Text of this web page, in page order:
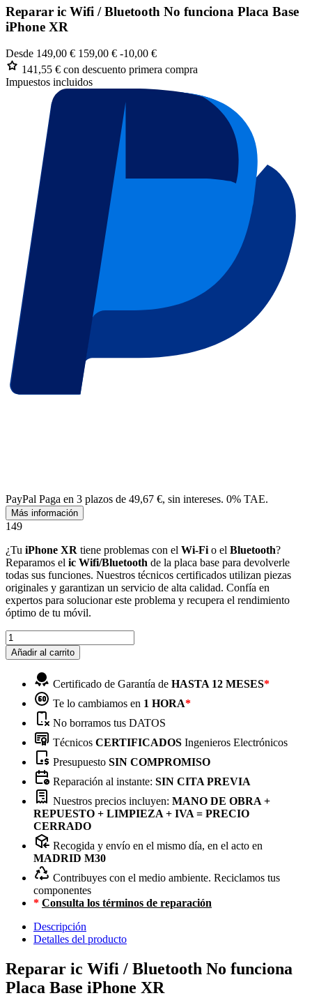
Reparar ic Wifi / Bluetooth No funciona Placa Base
iPhone XR
Desde 149,00 € 159,00 € -10,00 €
141,55 € con descuento primera compra
Impuestos incluidos
PayPal Paga en 3 plazos de 49,67 €, sin intereses. 0% TAE.
Más información
149
¿Tu iPhone XR tiene problemas con el Wi-Fio el Bluetooth?
Reparamos el ic Wifi/Bluetooth de la placa base para devolverle
todas sus funciones. Nuestros técnicos certificados utilizan piezas
originales y garantizan un servicio de alta calidad. Confía en
expertos para solucionar este problema y recupera el rendimiento
óptimo de tu móvil.
Añadir al carrito
Certificado de Garantía de HASTA 12 MESES*
Te lo cambiamos en 1 HORA*
No borramos tus DATOS
Técnicos CERTIFICADOS Ingenieros Electrónicos
Presupuesto SIN COMPROMISO
Reparación al instante: SIN CITA PREVIA
Nuestros precios incluyen: MANO DE OBRA +
REPUESTO + LIMPIEZA + IVA = PRECIO
CERRADO
Recogida y envío en el mismo día, en el acto en
MADRID M30
Contribuyes con el medio ambiente. Reciclamos tus
componentes
* Consulta los términos de reparación
Descripción
Detalles del producto
Reparar ic Wifi / Bluetooth No funciona
Placa Base iPhone XR